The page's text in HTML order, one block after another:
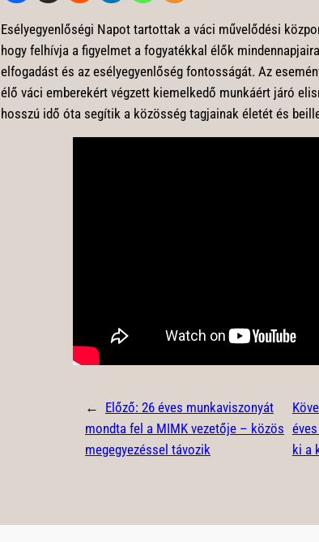
Esélyegyenlőségi Napot tartottak a váci művelődési
hogy felhívja a figyelmet a fogyatékkal élők
elfogadást és az esélyegyenlőség fontosságát. Az
élő váci emberekért végzett kiemelkedő munkáért járó
hosszú idő óta segítik a közösség tagjainak életét és
← Előző: 26 éves munkaviszonyát
mondta fel a MIMK vezetője – közös
megegyezéssel távozik
ki a